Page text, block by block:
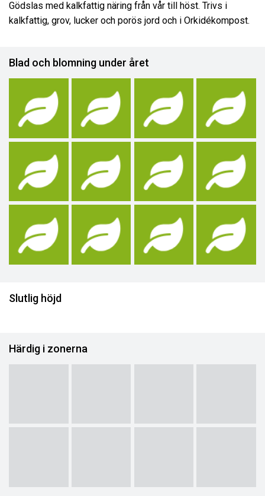
Gödslas med kalkfattig näring från vår till höst. Trivs i
kalkfattig, grov, lucker och porös jord och i Orkidékompost.
Blad och blomning under året
Slutlig höjd
Härdig i zonerna